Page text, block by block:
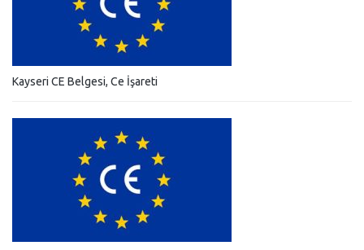
Kayseri CE Belgesi, Ce İşareti